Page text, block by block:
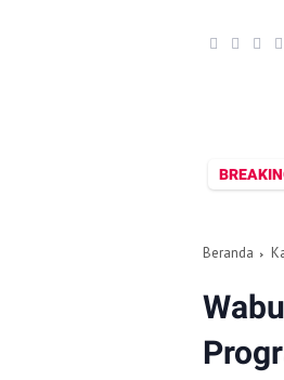
PERJUANGAN 15 TAHUN BERBUAH
Beranda